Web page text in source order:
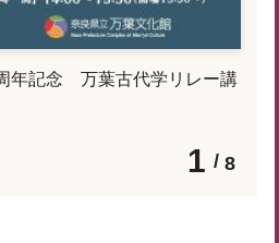
1 8
年記念 万葉古代学リレー講